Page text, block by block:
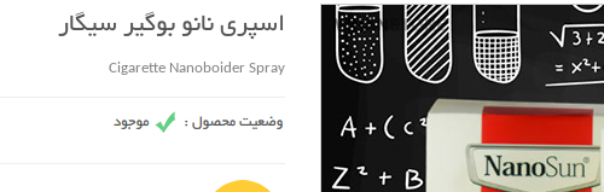
اسپری نانو بوگیر سیگار
Cigarette Nanoboider Spray